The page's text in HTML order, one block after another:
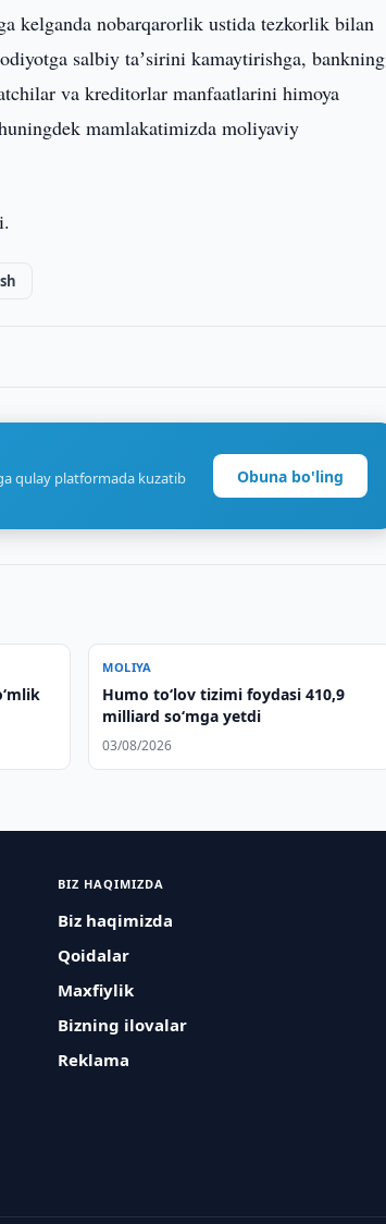
kelganda nobarqarorlik ustida tezkorlik bilan
salbiy taʼsirini kamaytirishga, bankning
va kreditorlar manfaatlarini himoya
mamlakatimizda moliyaviy
qulay platformada kuzatib
Obuna bo'ling
MOLIYA
Humo to‘lov tizimi foydasi 410,9
milliard so‘mga yetdi
03/08/2026
BIZ HAQIMIZDA
Biz haqimizda
Qoidalar
Maxfiylik
Bizning ilovalar
Reklama